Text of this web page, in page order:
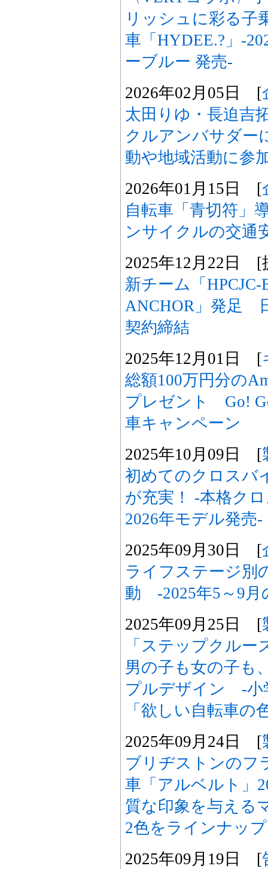
リッシュに彩る子
車「HYDEE.?」-
ーブルー 発売-
2026年02月05日 [
太田りゆ・長迫吉
クルアンバサダー
動や地域活動に参
2026年01月15日 [
自転車「青切符」
ンサイクルの交通
2025年12月22日 [
新チーム「HPCJC-
ANCHOR」発足
契約締結
2025年12月01日 [
総額100万円分の
プレゼント Go!
車キャンペーン
2025年10月09日 [
初めてのクロスバ
が充実！ -本格ク
2026年モデル発売-
2025年09月30日 [
ライフステージ別
動 -2025年5～9月
2025年09月25日 [
「ステップクル
男の子も女の子も
プルデザイン -小
「欲しい自転車の
2025年09月24日 [
ブリヂストンのフ
車「アルベルト」
質な印象を与える
2色をラインナッ
2025年09月19日 [